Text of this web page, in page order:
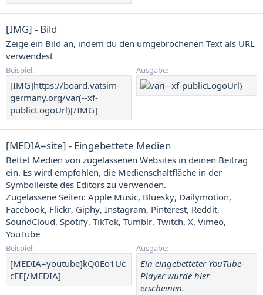
[IMG] - Bild
Zeige ein Bild an, indem du den umgebrochenen Text als URL
verwendest
Beispiel:
[IMG]https://board.vatsim-
germany.org/var(--xf-
publicLogoUrl)[/IMG]
Ausgabe:
[MEDIA=site] - Eingebettete Medien
Bettet Medien von zugelassenen Websites in deinen Beitrag
ein. Es wird empfohlen, die Medienschaltfläche in der
Symbolleiste des Editors zu verwenden.
Zugelassene Seiten: Apple Music, Bluesky, Dailymotion,
Facebook, Flickr, Giphy, Instagram, Pinterest, Reddit,
SoundCloud, Spotify, TikTok, Tumblr, Twitch, X, Vimeo,
YouTube
Beispiel:
[MEDIA=youtube]kQ0Eo1Uc
cEE[/MEDIA]
Ausgabe:
Ein eingebetteter YouTube-
Player würde hier
erscheinen.